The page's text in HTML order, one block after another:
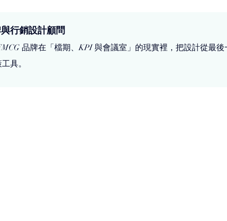
行銷設計顧問
品牌在「檔期、KPI 與會議室」的現實裡，把設計從最
具。